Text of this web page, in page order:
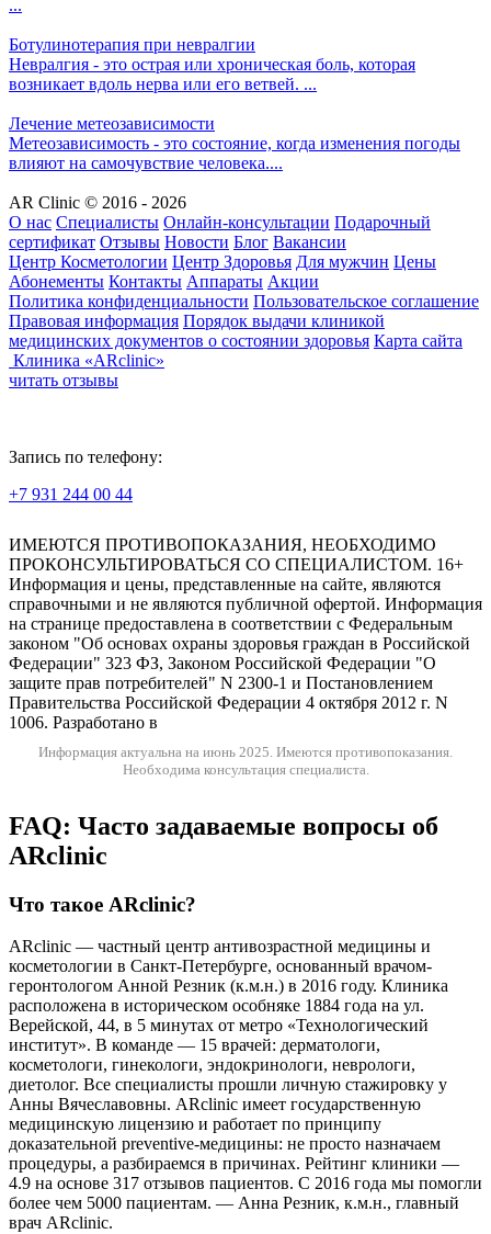
...
Ботулинотерапия при невралгии
Невралгия - это острая или хроническая боль, которая
возникает вдоль нерва или его ветвей. ...
Лечение метеозависимости
Метеозависимость - это состояние, когда изменения погоды
влияют на самочувствие человека....
AR Clinic © 2016 - 2026
О нас Специалисты Онлайн-консультации Подарочный
сертификат Отзывы Новости Блог Вакансии
Центр Косметологии Центр Здоровья Для мужчин Цены
Абонементы Контакты Аппараты Акции
Политика конфиденциальности Пользовательское соглашение
Правовая информация Порядок выдачи клиникой
медицинских документов о состоянии здоровья Карта сайта
Клиника «ARclinic»
читать отзывы
Запись по телефону:
+7 931 244 00 44
ИМЕЮТСЯ ПРОТИВОПОКАЗАНИЯ, НЕОБХОДИМО
ПРОКОНСУЛЬТИРОВАТЬСЯ СО СПЕЦИАЛИСТОМ. 16+
Информация и цены, представленные на сайте, являются
справочными и не являются публичной офертой. Информация
на странице предоставлена в соответствии с Федеральным
законом "Об основах охраны здоровья граждан в Российской
Федерации" 323 ФЗ, Законом Российской Федерации "О
защите прав потребителей" N 2300-1 и Постановлением
Правительства Российской Федерации 4 октября 2012 г. N
1006. Разработано в
Информация актуальна на июнь 2025. Имеются противопоказания.
Необходима консультация специалиста.
FAQ: Часто задаваемые вопросы об
ARclinic
Что такое ARclinic?
ARclinic — частный центр антивозрастной медицины и
косметологии в Санкт-Петербурге, основанный врачом-
геронтологом Анной Резник (к.м.н.) в 2016 году. Клиника
расположена в историческом особняке 1884 года на ул.
Верейской, 44, в 5 минутах от метро «Технологический
институт». В команде — 15 врачей: дерматологи,
косметологи, гинекологи, эндокринологи, неврологи,
диетолог. Все специалисты прошли личную стажировку у
Анны Вячеславовны. ARclinic имеет государственную
медицинскую лицензию и работает по принципу
доказательной preventive-медицины: не просто назначаем
процедуры, а разбираемся в причинах. Рейтинг клиники —
4.9 на основе 317 отзывов пациентов. С 2016 года мы помогли
более чем 5000 пациентам. — Анна Резник, к.м.н., главный
врач ARclinic.